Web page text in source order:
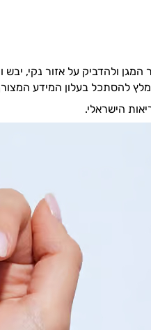
ולהדביק על אזור נקי, יבש
הישראלי.